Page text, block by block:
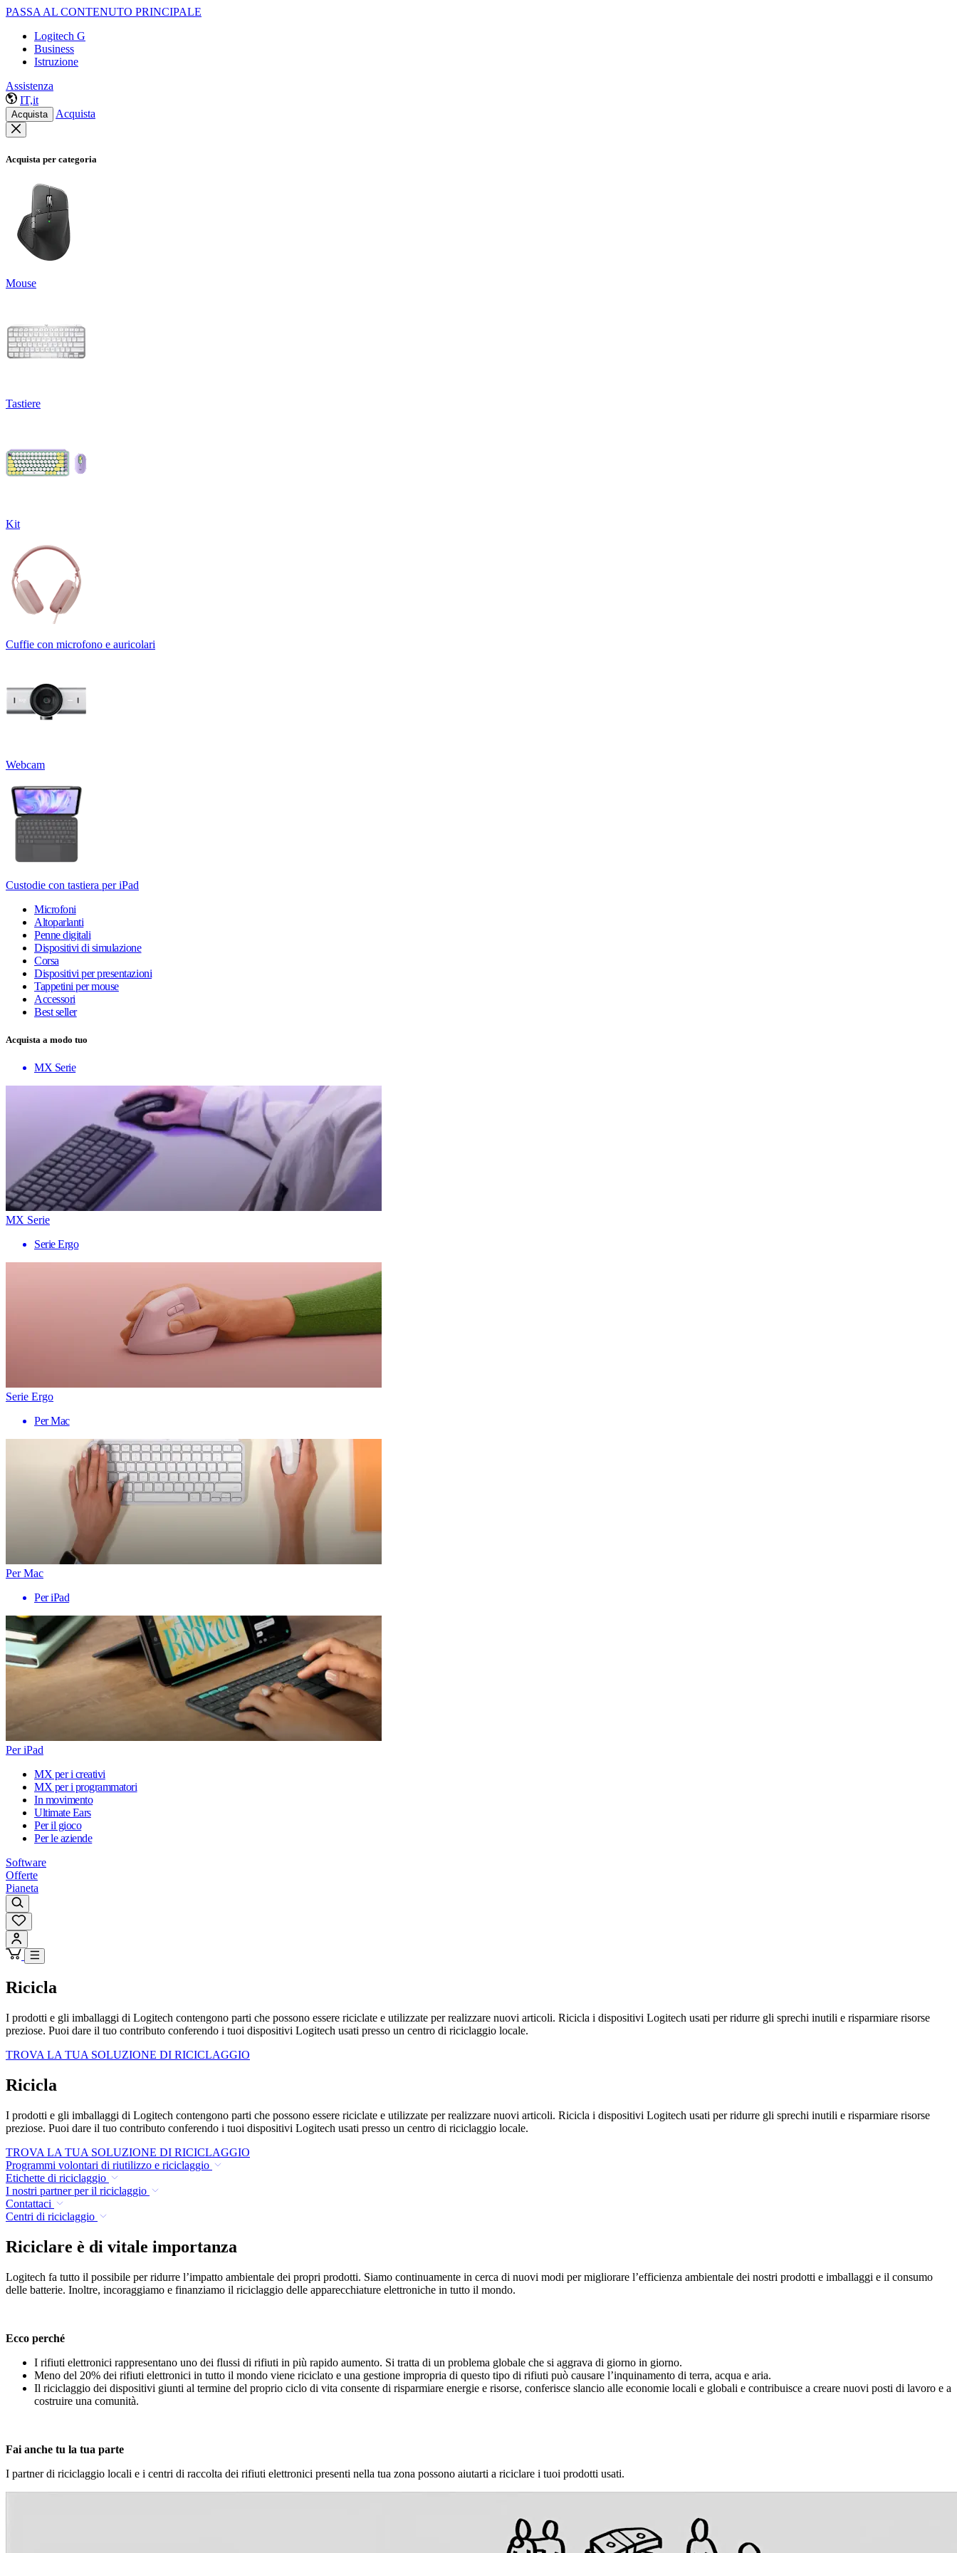
PASSA AL CONTENUTO PRINCIPALE
Logitech G
Business
Istruzione
Assistenza
IT,it
Acquista Acquista
Acquista per categoria
Mouse
Tastiere
Kit
Cuffie con microfono e auricolari
Webcam
Custodie con tastiera per iPad
Microfoni
Altoparlanti
Penne digitali
Dispositivi di simulazione
Corsa
Dispositivi per presentazioni
Tappetini per mouse
Accessori
Best seller
Acquista a modo tuo
MX Serie
MX Serie
Serie Ergo
Serie Ergo
Per Mac
Per Mac
Per iPad
Per iPad
MX per i creativi
MX per i programmatori
In movimento
Ultimate Ears
Per il gioco
Per le aziende
Software
Offerte
Pianeta
Ricicla
I prodotti e gli imballaggi di Logitech contengono parti che possono essere riciclate e utilizzate per realizzare nuovi articoli. Ricicla i dispositivi Logitech usati per ridurre gli sprechi inutili e risparmiare risorse
preziose. Puoi dare il tuo contributo conferendo i tuoi dispositivi Logitech usati presso un centro di riciclaggio locale.
TROVA LA TUA SOLUZIONE DI RICICLAGGIO
Ricicla
I prodotti e gli imballaggi di Logitech contengono parti che possono essere riciclate e utilizzate per realizzare nuovi articoli. Ricicla i dispositivi Logitech usati per ridurre gli sprechi inutili e risparmiare risorse
preziose. Puoi dare il tuo contributo conferendo i tuoi dispositivi Logitech usati presso un centro di riciclaggio locale.
TROVA LA TUA SOLUZIONE DI RICICLAGGIO
Programmi volontari di riutilizzo e riciclaggio
Etichette di riciclaggio
I nostri partner per il riciclaggio
Contattaci
Centri di riciclaggio
Riciclare è di vitale importanza
Logitech fa tutto il possibile per ridurre l’impatto ambientale dei propri prodotti. Siamo continuamente in cerca di nuovi modi per migliorare l’efficienza ambientale dei nostri prodotti e imballaggi e il consumo
delle batterie. Inoltre, incoraggiamo e finanziamo il riciclaggio delle apparecchiature elettroniche in tutto il mondo.
Ecco perché
I rifiuti elettronici rappresentano uno dei flussi di rifiuti in più rapido aumento. Si tratta di un problema globale che si aggrava di giorno in giorno.
Meno del 20% dei rifiuti elettronici in tutto il mondo viene riciclato e una gestione impropria di questo tipo di rifiuti può causare l’inquinamento di terra, acqua e aria.
Il riciclaggio dei dispositivi giunti al termine del proprio ciclo di vita consente di risparmiare energie e risorse, conferisce slancio alle economie locali e globali e contribuisce a creare nuovi posti di lavoro e a
costruire una comunità.
Fai anche tu la tua parte
I partner di riciclaggio locali e i centri di raccolta dei rifiuti elettronici presenti nella tua zona possono aiutarti a riciclare i tuoi prodotti usati.